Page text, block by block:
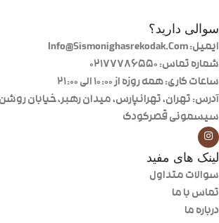
سوالی دارید؟
ایمیل: Info@Sismonighasrekodak.Com
شماره تماس: 02177786550
ساعات کاری: همه روزه از ۱۰:۰۰ الی ۲۱:۰۰
آدرس: تهران، تهرانپارس، میدان رهبر، خیابان
سیسمونی قصرکودک
لینک های مفید
سوالات متداول
تماس با ما
درباره ما